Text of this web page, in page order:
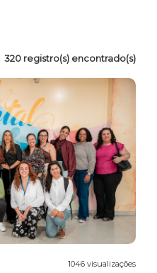
320 registro(s) encontrado(s)
1046 visualizações